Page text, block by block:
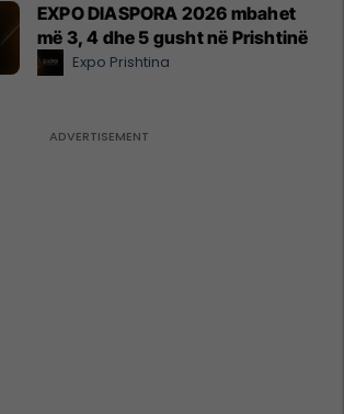
EXPO DIASPORA 2026 mbahet
më 3, 4 dhe 5 gusht në Prishtinë
Expo Prishtina